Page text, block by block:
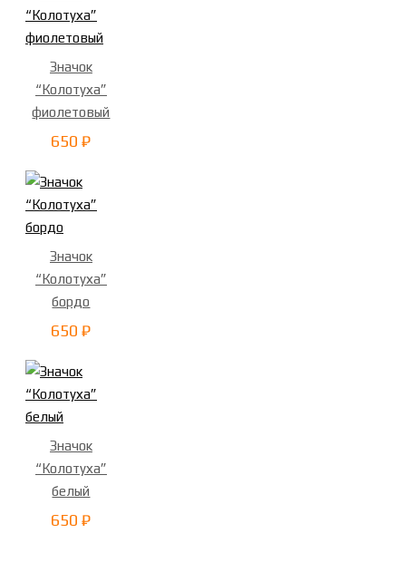
Значок
“Колотуха”
фиолетовый
650 ₽
Значок
“Колотуха”
бордо
650 ₽
Значок
“Колотуха”
белый
650 ₽